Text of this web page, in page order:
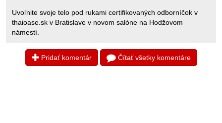
Uvoľnite svoje telo pod rukami certifikovaných odborníčok v
thaioase.sk v Bratislave v novom salóne na Hodžovom
námestí.
Pridať komentár Čítať všetky komentáre